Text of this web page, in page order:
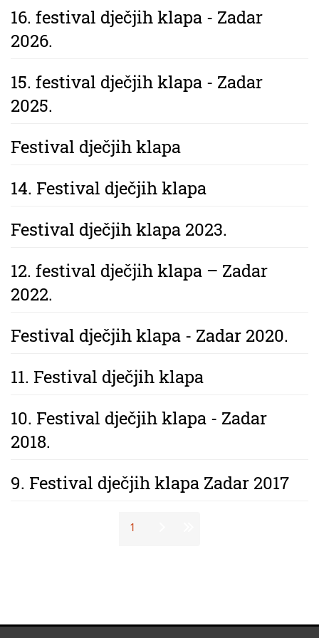
16. festival dječjih klapa - Zadar
2026.
15. festival dječjih klapa - Zadar
2025.
Festival dječjih klapa
14. Festival dječjih klapa
Festival dječjih klapa 2023.
12. festival dječjih klapa – Zadar
2022.
Festival dječjih klapa - Zadar 2020.
11. Festival dječjih klapa
10. Festival dječjih klapa - Zadar
2018.
9. Festival dječjih klapa Zadar 2017
1